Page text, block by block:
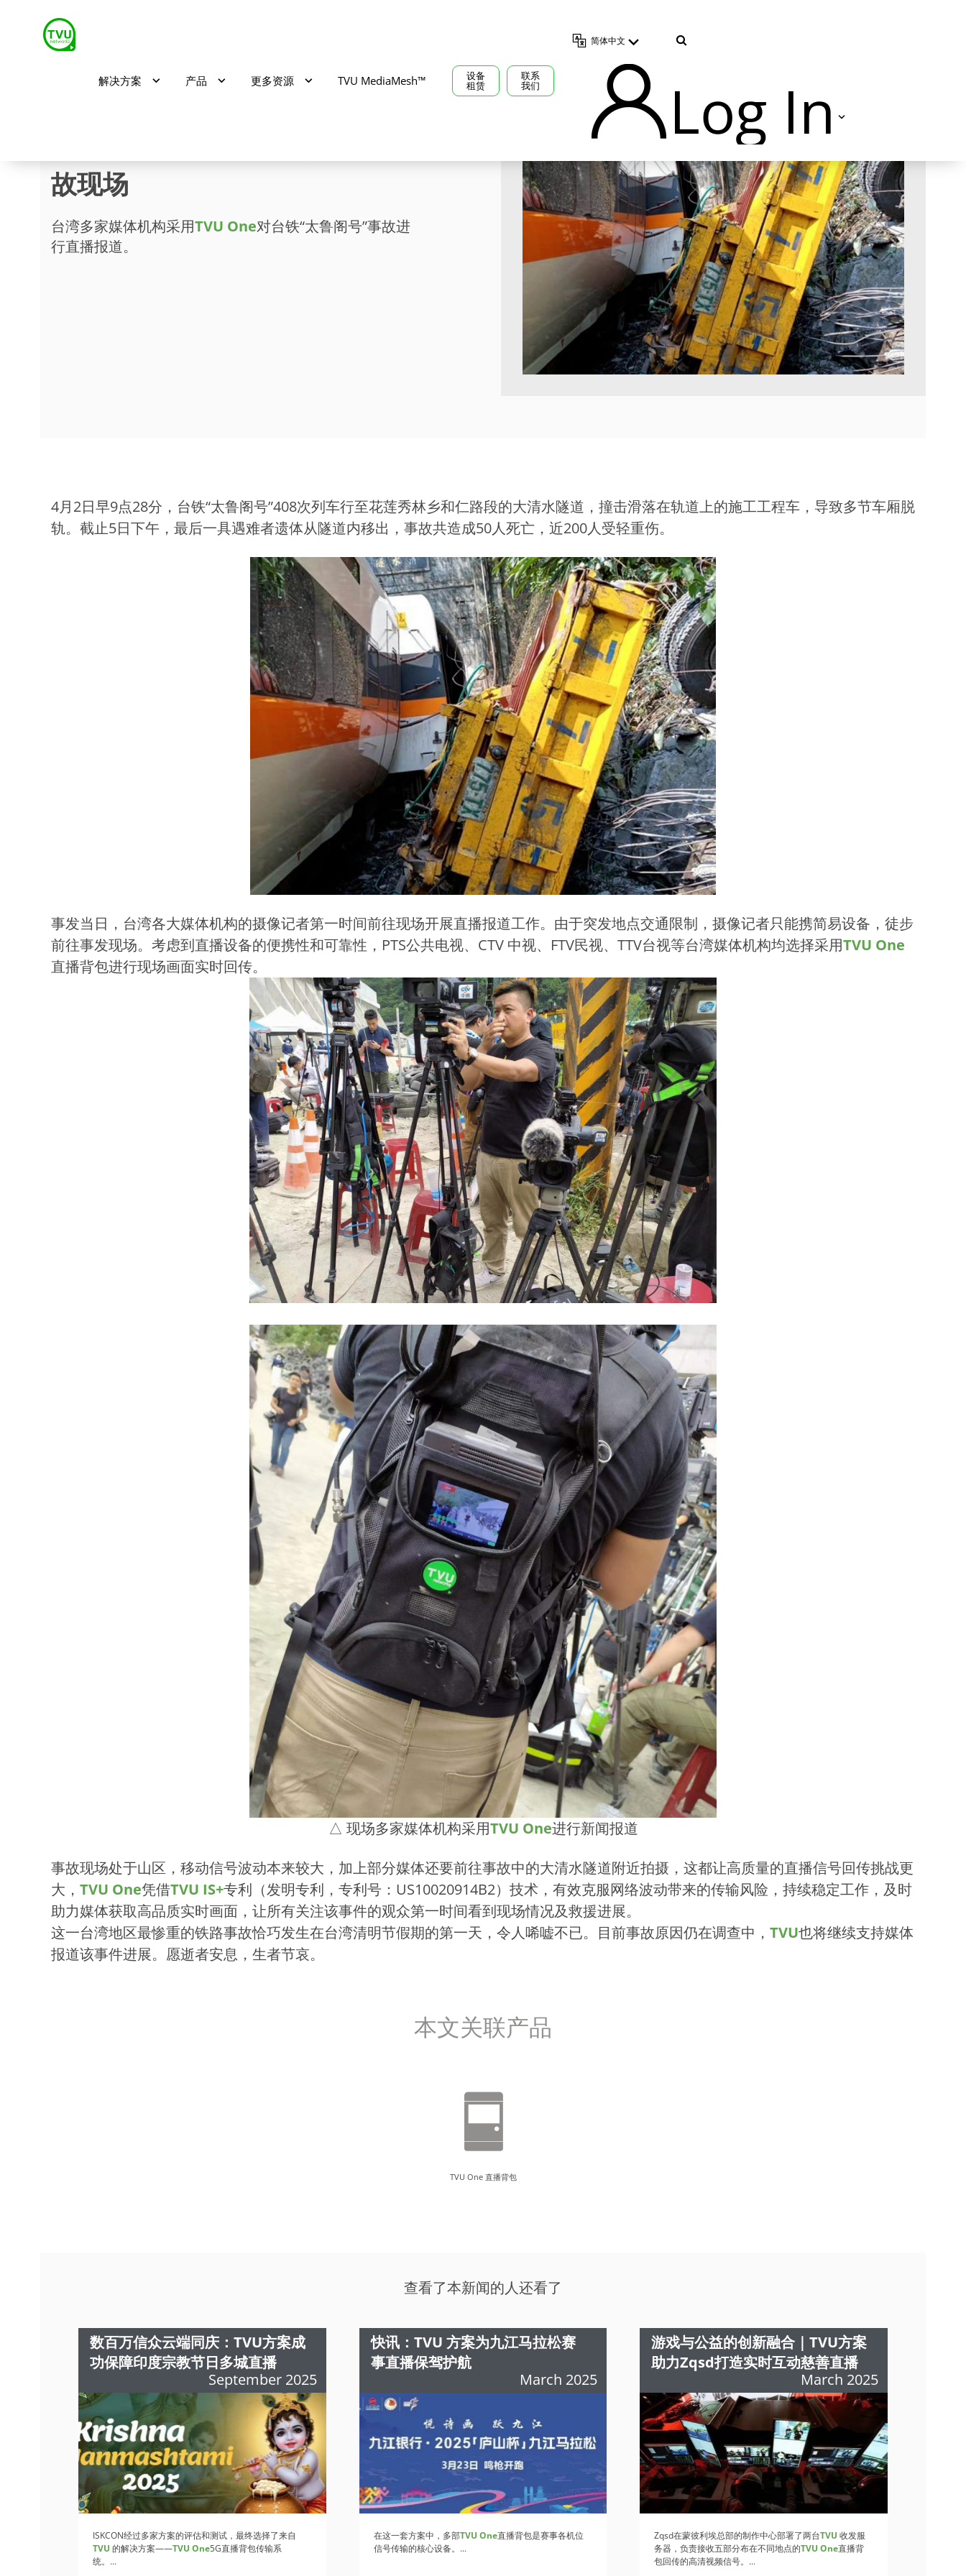
解决方案 产品 更多资源 TVU MediaMesh™ 设备
租赁
联系
我们
简体中文
Log In
TVU Producer 云导播
TVU Partyline 云互联
TVU Command Center 集中
管控系统
TVU Search 智媒体云
TVU Channel 云播出
TVU Mediahub 云调度
故现场
台湾多家媒体机构采用TVU One对台铁“太鲁阁号”事故进
行直播报道。
4月2日早9点28分，台铁“太鲁阁号”408次列车行至花莲秀林乡和仁路段的大清水隧道，撞击滑落在轨道上的施工工程车，导致多节车厢脱
轨。截止5日下午，最后一具遇难者遗体从隧道内移出，事故共造成50人死亡，近200人受轻重伤。
事发当日，台湾各大媒体机构的摄像记者第一时间前往现场开展直播报道工作。由于突发地点交通限制，摄像记者只能携简易设备，徒步
前往事发现场。考虑到直播设备的便携性和可靠性，PTS公共电视、CTV 中视、FTV民视、TTV台视等台湾媒体机构均选择采用TVU One
直播背包进行现场画面实时回传。
△ 现场多家媒体机构采用TVU One进行新闻报道
事故现场处于山区，移动信号波动本来较大，加上部分媒体还要前往事故中的大清水隧道附近拍摄，这都让高质量的直播信号回传挑战更
大， TVU One凭借TVU IS+专利（发明专利，专利号：US10020914B2）技术，有效克服网络波动带来的传输风险，持续稳定工作，及时
助力媒体获取高品质实时画面，让所有关注该事件的观众第一时间看到现场情况及救援进展。
这一台湾地区最惨重的铁路事故恰巧发生在台湾清明节假期的第一天，令人唏嘘不已。目前事故原因仍在调查中， TVU也将继续支持媒体
报道该事件进展。愿逝者安息，生者节哀。
本文关联产品
TVU One 直播背包
查看了本新闻的人还看了
数百万信众云端同庆：TVU方案成
功保障印度宗教节日多城直播
September 2025
ISKCON经过多家方案的评估和测试，最终选择了来自
TVU 的解决方案——TVU One5G直播背包传输系
统。...
快讯：TVU 方案为九江马拉松赛
事直播保驾护航
March 2025
在这一套方案中，多部TVU One直播背包是赛事各机位
信号传输的核心设备。...
游戏与公益的创新融合｜TVU方案
助力Zqsd打造实时互动慈善直播
March 2025
Zqsd在蒙彼利埃总部的制作中心部署了两台TVU收发服
务器，负责接收五部分布在不同地点的TVU One直播背
包回传的高清视频信号。...